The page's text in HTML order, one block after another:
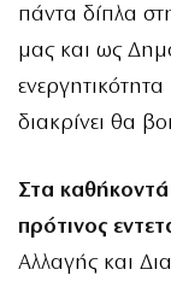
πάντα δίπλα
μας και ως
διακρίνει θα
Στα καθήκοντά
πρότινος
Αλλαγής και